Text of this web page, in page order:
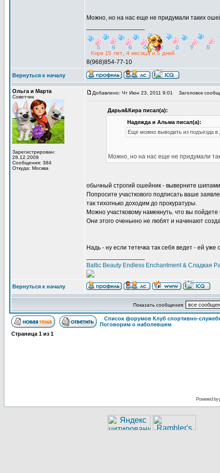
Можно, но на нас еще не придумали таких
8(968)854-77-10
Вернуться к началу
Ольга и Марта
Советчик
Зарегистрирован:
28.12.2009
Сообщения: 384
Откуда: Москва
Добавлено: Чт Июн 23, 2011 9:01 Заголовок
Дарья&Кира писал(а):
Надежда и Альма писал(а):
Еще можно выводить из подъезда
Можно, но на нас еще не придумали
обычный строгий ошейник - выверните
Попросите участкового подписать ваше
так тихогнько доходим до прокуратуры.
Можно участковому намекнуть. что вы
Они этого оченьнно не любят и начинают
Надь - ну если тетечка так себя ведет - ей уже
Baltic Beauty Endless Enchantment & Сладкая
Вернуться к началу
Показать сообщения:
Список форумов Клуб спортивно-
Поговорим о наболевшем
Страница 1 из 1
Powered by